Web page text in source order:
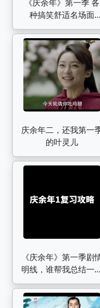
《庆余年》第一季 各
种搞笑舒适名场面
（八）
庆余年二，还我第一
的叶灵儿
《庆余年》第一季剧
明线，谁帮我总结一下
暗线！